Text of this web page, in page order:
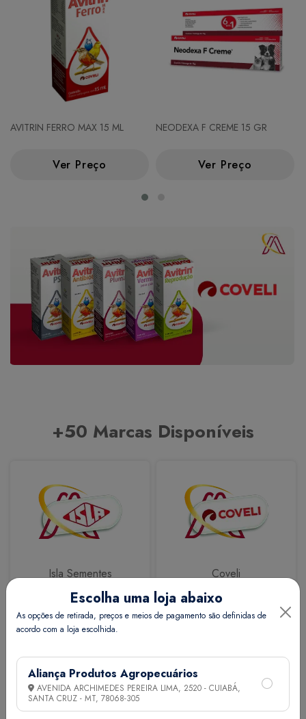
AVITRIN FERRO MAX 15 ML
Ver Preço
NEODEXA F CREME 15 GR
Ver Preço
+50 Marcas Disponíveis
Isla Sementes Coveli
Calbos M7
Escolha uma loja abaixo
As opções de retirada, preços e meios de pagamento são definidas de
acordo com a loja escolhida.
Aliança Produtos Agropecuários
AVENIDA ARCHIMEDES PEREIRA LIMA, 2520 - CUIABÁ,
SANTA CRUZ - MT, 78068-305